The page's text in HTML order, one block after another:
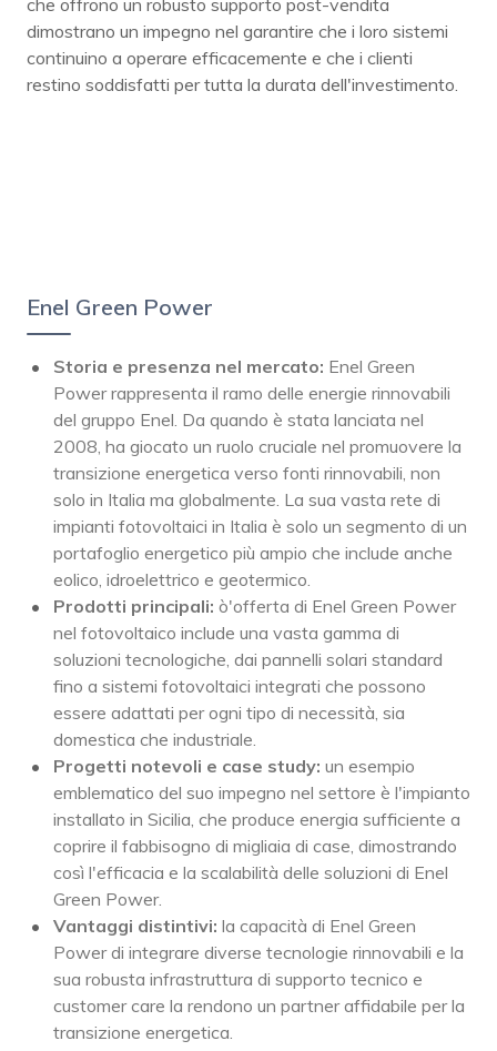
dimostrano un impegno nel garantire che i loro sistemi
continuino a operare efficacemente e che i clienti
restino soddisfatti per tutta la durata dell'investimento.
Enel Green Power
Storia e presenza nel mercato: Enel Green
Power rappresenta il ramo delle energie rinnovabili
del gruppo Enel. Da quando è stata lanciata nel
2008, ha giocato un ruolo cruciale nel promuovere la
transizione energetica verso fonti rinnovabili, non
solo in Italia ma globalmente. La sua vasta rete di
impianti fotovoltaici in Italia è solo un segmento di un
portafoglio energetico più ampio che include anche
eolico, idroelettrico e geotermico.
Prodotti principali: ò'offerta di Enel Green Power
nel fotovoltaico include una vasta gamma di
soluzioni tecnologiche, dai pannelli solari standard
fino a sistemi fotovoltaici integrati che possono
essere adattati per ogni tipo di necessità, sia
domestica che industriale.
Progetti notevoli e case study: un esempio
emblematico del suo impegno nel settore è l'impianto
installato in Sicilia, che produce energia sufficiente a
coprire il fabbisogno di migliaia di case, dimostrando
così l'efficacia e la scalabilità delle soluzioni di Enel
Green Power.
Vantaggi distintivi: la capacità di Enel Green
Power di integrare diverse tecnologie rinnovabili e la
sua robusta infrastruttura di supporto tecnico e
customer care la rendono un partner affidabile per la
transizione energetica.